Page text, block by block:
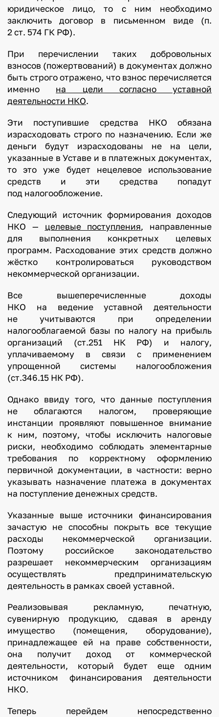
юридическое лицо, то с ним необходимо
заключить договор в письменном виде (п.
2 ст. 574 ГК РФ).
При перечислении таких добровольных
взносов (пожертвований) в документах должно
быть строго отражено, что взнос перечисляется
именно на цели согласно уставной
деятельности НКО.
Эти поступившие средства НКО обязана
израсходовать строго по назначению. Если же
деньги будут израсходованы не на цели,
указанные в Уставе и в платежных документах,
то это уже будет нецелевое использование
средств и эти средства попадут
под налогообложение.
Следующий источник формирования доходов
НКО — целевые поступления, направленные
для выполнения конкретных целевых
программ. Расходование этих средств должно
жёстко контролироваться руководством
некоммерческой организации.
Все вышеперечисленные доходы
НКО на ведение уставной деятельности
не учитываются при определении
налогооблагаемой базы по налогу на прибыль
организаций (ст.251 НК РФ) и налогу,
уплачиваемому в связи с применением
упрощенной системы налогообложения
(ст.346.15 НК РФ).
Однако ввиду того, что данные поступления
не облагаются налогом, проверяющие
инстанции проявляют повышенное внимание
к ним, поэтому, чтобы исключить налоговые
риски, необходимо соблюдать элементарные
требования по корректному оформлению
первичной документации, в частности: верно
указывать назначение платежа в документах
на поступление денежных средств.
Указанные выше источники финансирования
зачастую не способны покрыть все текущие
расходы некоммерческой организации.
Поэтому российское законодательство
разрешает некоммерческим организациям
осуществлять предпринимательскую
деятельность в рамках своей уставной.
Реализовывая рекламную, печатную,
сувенирную продукцию, сдавая в аренду
имущество (помещения, оборудование),
принадлежащее ей на праве собственности,
она получит доход от коммерческой
деятельности, который будет еще одним
источником финансирования деятельности
НКО.
Теперь перейдем непосредственно